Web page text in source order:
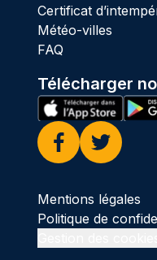
Certificat
Météo-villes
FAQ
Télécharger
Facebook
Twitter
Mentions légales
Politique de